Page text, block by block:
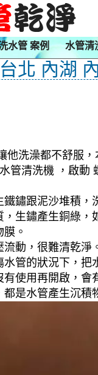
水管 案例 水管清
北 內湖
他洗澡都不舒服
管清洗機 ，啟
鏽跟泥沙堆積
生鏽產生銅綠
。
動，很難清乾
管的狀況下，把
使用再開啟，
是水管產生沉積